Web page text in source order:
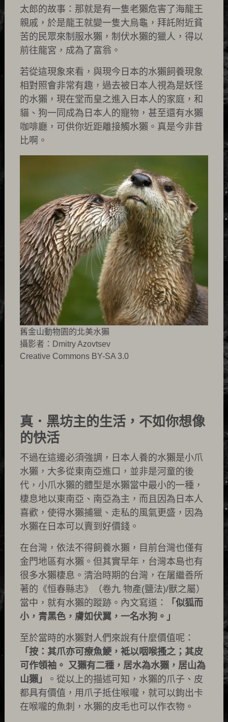
太郎的故事：那就是有一隻老獺危害了海龍王
親戚，於是龍王就變一隻大烏龜，拜託附近貧
苦的民眾來制服水獺，制伏水獺的獵人，得以
前往龍宮，成為了富翁。
若從這現象來看，與現今日本的水獺飼養現象
相對照會非常有趣，過去被日本人視為是妖怪
的水獺，現在堂而皇之進入日本人的家庭，和
貓、狗一同成為日本人的寵物，甚至還有水獺
咖啡廳，可供你近距離接觸水獺。真是今非昔
比啊。
舊金山動物園的北美水獺
攝影者：Dmitry Azovtsev
Creative Commons BY-SA 3.0
真．黑坊主的生活，不如你想像
的快活
不過在這邊必須強調，日本人養的水獺是小爪
水獺，大多從東南亞進口，並非是河童的後
代，小爪水獺的體型是水獺當中最小的一種，
棲息地以東南亞、南亞為主，而且因為日本人
喜歡，使得水獺捕獵、走私的風氣更盛，因為
水獺在日本可以賣到好價錢。
在台灣，依法不得飼養水獺，目前台灣也僅有
金門地區有水獺。但其實早年，台灣本島也有
很多水獺棲息。清治時期的台灣，在屠繼善所
著的《恒春縣志》（卷九 物產(鹽法)/獸之屬）
當中，就有水獺的蹤跡。內文寫道：
「似狐而
小，青黑色，膚如伏翼，一名水狗。」
至於當時的水獺對人們來說有什麼價值呢：
「按：其爪亦可療魚鯁，袛以咽喉搔之；其皮
可作領袖。 又獺有二種，居水為水獺，居山為
山獺」
。從以上的描述可知，水獺的爪子、皮
都具有價值，用爪子抵住喉嚨，就可以鉤出卡
在喉嚨的魚刺，水獺的皮毛也可以作衣物。